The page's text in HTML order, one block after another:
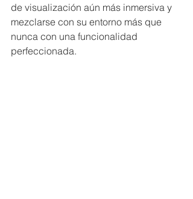
de visualización aún más inmersiva y
mezclarse con su entorno más que
nunca con una funcionalidad
perfeccionada.